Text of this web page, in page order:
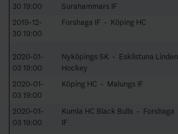
30 19:00
Surahammars IF
2019-12-
30 19:00
Forshaga IF - Köping HC
2020-01-
03 19:00
Nyköpings SK - Eskilstuna Linden
Hockey
2020-01-
03 19:00
Köping HC - Malungs IF
2020-01-
03 19:00
Kumla HC Black Bulls - Forshaga
IF